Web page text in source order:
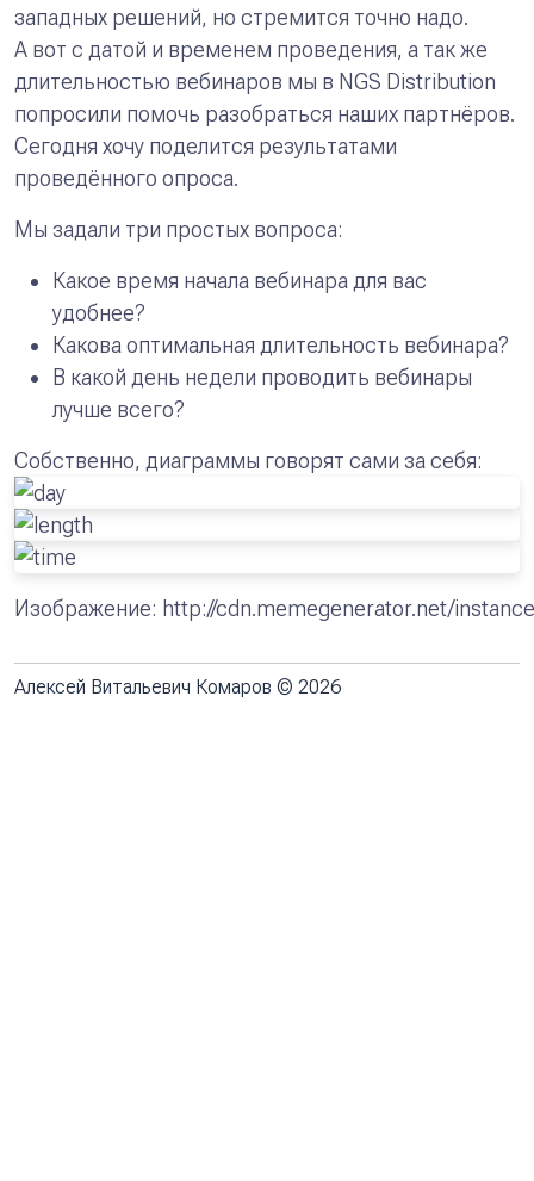
западных решений, но стремится точно надо.
А вот с датой и временем проведения, а так же
длительностью вебинаров мы в NGS Distribution
попросили помочь разобраться наших партнёров.
Сегодня хочу поделится результатами
проведённого опроса.
Мы задали три простых вопроса:
Какое время начала вебинара для вас
удобнее?
Какова оптимальная длительность вебинара?
В какой день недели проводить вебинары
лучше всего?
Собственно, диаграммы говорят сами за себя:
Изображение: http://cdn.memegenerator.net/
Алексей Витальевич Комаров © 2026